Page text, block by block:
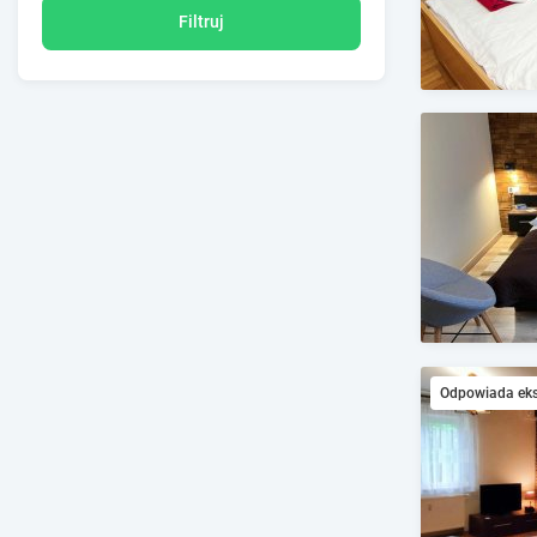
Filtruj
Odpowiada